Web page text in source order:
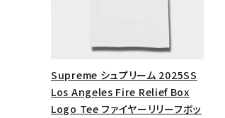
Supreme シュプリーム 2025SS
Los Angeles Fire Relief Box
Logo Tee ファイヤーリリーフボッ